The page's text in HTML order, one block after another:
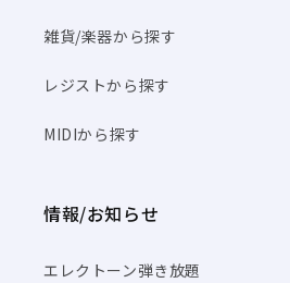
雑貨/楽器から探す
レジストから探す
MIDIから探す
情報/お知らせ
エレクトーン弾き放題